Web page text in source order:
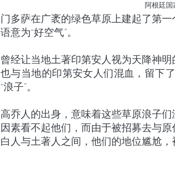
阿根廷
门多萨在广袤的绿色草原上建起了第
语意为“好空气”。
曾经让当地土著印第安人视为天降神
也与当地的印第安女人们混血，留下了
“浪子”。
高乔人的出身，意味着这些草原浪子
因素看不起他们，而由于被招募去与
白人与土著人之间，他们的地位尴尬，